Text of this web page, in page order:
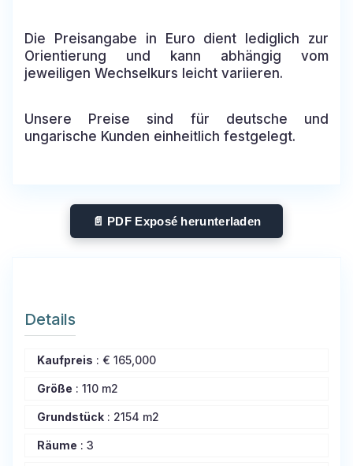
Die Preisangabe in Euro dient lediglich zur
Orientierung und kann abhängig vom
jeweiligen Wechselkurs leicht variieren.
Unsere Preise sind für deutsche und
ungarische Kunden einheitlich festgelegt.
📄 PDF Exposé herunterladen
Details
Kaufpreis : € 165,000
Größe : 110 m2
Grundstück : 2154 m2
Räume : 3